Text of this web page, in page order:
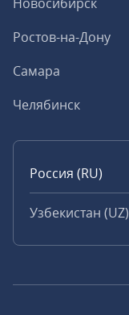
Ростов-на-Дону
Самара
Челябинск
Россия (RU)
Узбекистан (UZ)